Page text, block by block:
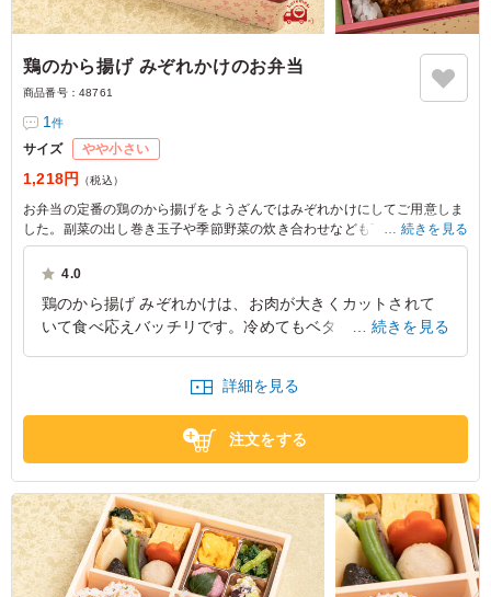
鶏のから揚げ みぞれかけのお弁当
商品番号： 48761
1件
サイズ やや小さい
1,218円 （税込）
お弁当の定番の鶏のから揚げをようざんではみぞれかけにしてご用意しま
した。副菜の出し巻き玉子や季節野菜の炊き合わせなども丁寧におつくり
しております。老若男女皆様にお喜びいただけるお弁当
続きを見る
4.0
鶏のから揚げ みぞれかけは、お肉が大きくカットされて
いて食べ応えバッチリです。冷めてもベタっとならず、サ
東京都中央区新川2025/06/24
続きを見る
詳細を見る
注文をする